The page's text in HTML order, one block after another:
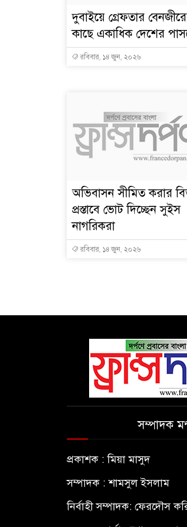
দুবাইয়ে গ্রেফতার
কাছে একাধিক দেশের
রবিবার, ১৪ জুন, ২০২৬
অভিবাসন সীমিত করার
প্রস্তাবে ভোট দিচ্ছেন সুইস
নাগরিকরা
রবিবার, ১৪ জুন, ২০২৬
সম্পাদক
প্রকাশক : মিয়া মাসুদ
সম্পাদক : শামসুল ইসলাম
নির্বাহী সম্পাদক: ফেরদৌস